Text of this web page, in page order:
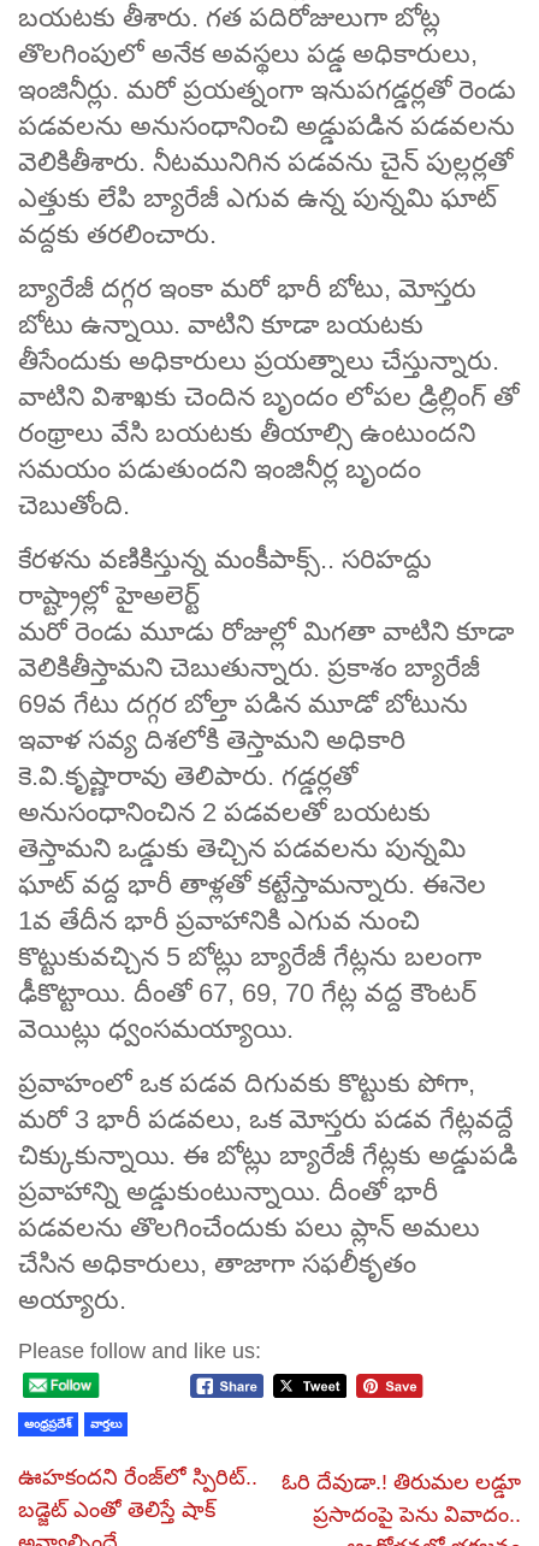
బయటకు తీశారు. గత పదిరోజులుగా బోట్ల
తొలగింపులో అనేక అవస్థలు పడ్డ అధికారులు,
ఇంజినీర్లు. మరో ప్రయత్నంగా ఇనుపగడ్డర్లతో రెండు
పడవలను అనుసంధానించి అడ్డుపడిన పడవలను
వెలికితీశారు. నీటమునిగిన పడవను చైన్‌ పుల్లర్లతో
ఎత్తుకు లేపి బ్యారేజీ ఎగువ ఉన్న పున్నమి ఘాట్‌
వద్దకు తరలించారు.
బ్యారేజీ దగ్గర ఇంకా మరో భారీ బోటు, మోస్తరు
బోటు ఉన్నాయి. వాటిని కూడా బయటకు
తీసేందుకు అధికారులు ప్రయత్నాలు చేస్తున్నారు.
వాటిని విశాఖకు చెందిన బృందం లోపల డ్రిల్లింగ్ తో
రంథ్రాలు వేసి బయటకు తీయాల్సి ఉంటుందని
సమయం పడుతుందని ఇంజినీర్ల బృందం
చెబుతోంది.
కేరళను వణికిస్తున్న మంకీపాక్స్‌.. సరిహద్దు
రాష్ట్రాల్లో హైఅలెర్ట్
మరో రెండు మూడు రోజుల్లో మిగతా వాటిని కూడా
వెలికితీస్తామని చెబుతున్నారు. ప్రకాశం బ్యారేజీ
69వ గేటు దగ్గర బోల్తా పడిన మూడో బోటును
ఇవాళ సవ్య దిశలోకి తెస్తామని అధికారి
కె.వి.కృష్ణారావు తెలిపారు. గడ్డర్లతో
అనుసంధానించిన 2 పడవలతో బయటకు
తెస్తామని ఒడ్డుకు తెచ్చిన పడవలను పున్నమి
ఘాట్ వద్ద భారీ తాళ్లతో కట్టేస్తామన్నారు. ఈనెల
1వ తేదీన భారీ ప్రవాహానికి ఎగువ నుంచి
కొట్టుకువచ్చిన 5 బోట్లు బ్యారేజీ గేట్లను బలంగా
ఢీకొట్టాయి. దీంతో 67, 69, 70 గేట్ల వద్ద కౌంటర్
వెయిట్లు ధ్వంసమయ్యాయి.
ప్రవాహంలో ఒక పడవ దిగువకు కొట్టుకు పోగా,
మరో 3 భారీ పడవలు, ఒక మోస్తరు పడవ గేట్లవద్దే
చిక్కుకున్నాయి. ఈ బోట్లు బ్యారేజీ గేట్లకు అడ్డుపడి
ప్రవాహాన్ని అడ్డుకుంటున్నాయి. దీంతో భారీ
పడవలను తొలగించేందుకు పలు ప్లాన్​ అమలు
చేసిన అధికారులు, తాజాగా సఫలీకృతం
అయ్యారు.
Please follow and like us:
ఆంధ్రప్రదేశ్ వార్తలు
ఊహకందని రేంజ్‌లో స్పిరిట్‌..
బడ్జెట్‌ ఎంతో తెలిస్తే షాక్‌
ఓరి దేవుడా.! తిరుమల లడ్డూ
ప్రసాదంపై పెను వివాదం..